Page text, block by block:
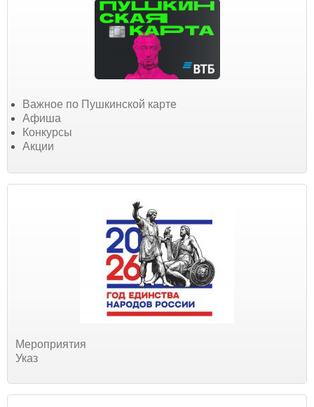
Важное по Пушкинской карте
Афиша
Конкурсы
Акции
Мероприятия
Указ